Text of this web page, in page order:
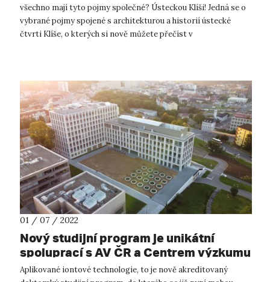
všechno mají tyto pojmy společné? Ústeckou Klíši! Jedná se o
vybrané pojmy spojené s architekturou a historií ústecké
čtvrti Klíše, o kterých si nově můžete přečíst v
01 / 07 / 2022
Nový studijní program je unikátní
spoluprací s AV ČR a Centrem výzkumu
Řež
Aplikované iontové technologie, to je nově akreditovaný